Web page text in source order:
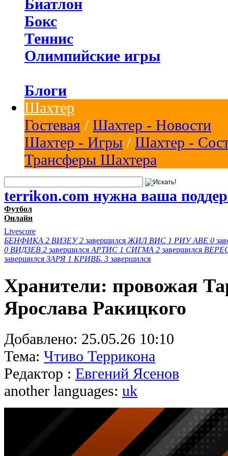
Биатлон
Бокс
Теннис
Олимпийские игры
Блоги
Шахтер
Гостевая / Шахтер - Новости
Шахтер - Игры / Шахтер -
Трансферы Шахтера
terrikon.com нужна ваша
Футбол
Онлайн
Livescore
БЕНФИКА 2 ВИЗЕУ 2 завершился ЖИЛ ВИС 1 РИУ АВЕ 0
0 ВИДЗЕВ 2 завершился АРТИС 1 СИГМА 2 завершился
завершился ЗАРЯ 1 КРИВБ. 3 завершился
Хранители: провожая
Ярослава Ракицкого
Добавлено: 25.05.26 10:10
Тема: Чтиво Террикона
Редактор : Евгений Ясенов
another languages: uk